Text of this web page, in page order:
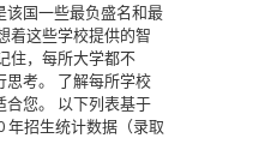
该国一些最负盛名和最
着这些学校提供的智
住，每所大学都不
考。
了解每所学校
您。
以下列表基于
年招生统计数据（录取